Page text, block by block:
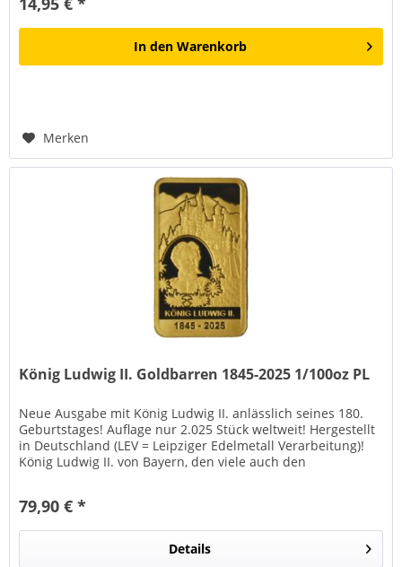
In den Warenkorb
Merken
König Ludwig II. Goldbarren 1845-2025 1/100oz PL
Neue Ausgabe mit König Ludwig II. anlässlich seines 180.
Geburtstages! Auflage nur 2.025 Stück weltweit! Hergestellt
in Deutschland (LEV = Leipziger Edelmetall Verarbeitung)!
König Ludwig II. von Bayern, den viele auch den
79,90 € *
Details